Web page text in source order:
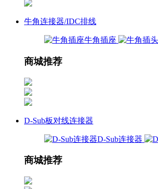
牛角连接器/IDC排线
牛角插座
商城推荐
D-Sub板对线连接器
D-Sub连接器
商城推荐